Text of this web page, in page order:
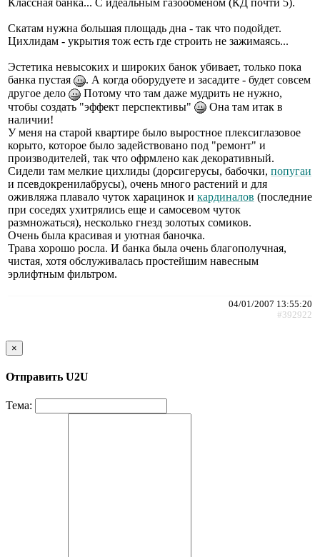
Скатам нужна большая площадь дна - так что подойдет.
Цихлидам - укрытия тож есть где строить не зажимаясь...
Эстетика невысоких и широких банок убивает, только пока
банка пустая
. А когда оборудуете и засадите - будет совсем
другое дело
Потому что там даже мудрить не нужно,
чтобы создать "эффект перспективы"
Она там итак в
наличии!
У меня на старой квартире было выростное плексиглазовое
корыто, которое было задействовано под "ремонт" и
производителей, так что офрмлено как декоративный.
Сидели там мелкие цихлиды (дорсигерусы, бабочки, попугаи
и псевдокренилабрусы), очень много растений и для
оживляжа плавало чуток харацинок и кардиналов (последние
при соседях ухитрялись еще и самосевом чуток
размножаться), несколько гнезд золотых сомиков.
Очень была красивая и уютная баночка.
Трава хорошо росла. И банка была очень благополучная,
чистая, хотя обслуживалась простейшим навесным
эрлифтным фильтром.
04/01/2007 13:55:20
#392922
×
Отправить U2U
Тема: